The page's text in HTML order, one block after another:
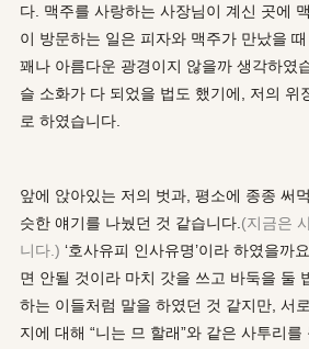
다. 맥주를 사랑하는 사장님이 계신 곳에
이 방문하는 일은 피자와 맥주가 만났을
꽤나 아름다운 광경이지 않을까 생각하였
슬 소화가 다 되었을 법도 했기에, 저의 위
로 하였습니다.
앞에 앉아있는 저의 벗과, 평소에 종종 써
슷한 얘기를 나눴던 것 같습니다. (지금은
니다.) ‘호사유피 인사유명’이라 하였을까
면 안될 것이라 마치 갓을 쓰고 바둑을 둘
하는 이들처럼 말을 하였던 것 같지만, 서
지에 대해 “니는 므 할래”와 같은 사투리